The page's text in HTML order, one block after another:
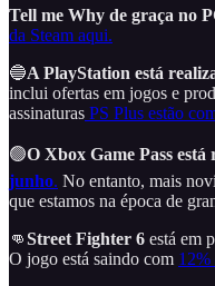
Tell me Why de graça no
da Steam aqui.
🔵A PlayStation está
inclui ofertas em jogos e
assinaturas PS Plus estão
🟢O Xbox Game Pass está
junho. No entanto, mais
que estamos na época de
👊Street Fighter 6 está em
O jogo está saindo com 12%